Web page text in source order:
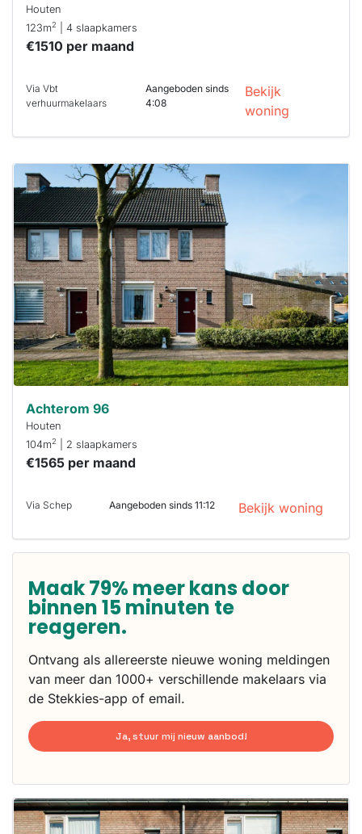
Houten
123m2 | 4 slaapkamers
€1510 per maand
Via Vbt
verhuurmakelaars
Aangeboden sinds
4:08
Bekijk
woning
Deze woning
is
waarschijnlijk
al verhuurd
Om kans te
maken moet je
binnen 15
minuten
reageren.
Stekkies helpt
je hierbij!
Achterom 96
Houten
104m2 | 2 slaapkamers
€1565 per maand
Via Schep Aangeboden sinds 11:12 Bekijk woning
Maak 79% meer kans door
binnen 15 minuten te
reageren.
Ontvang als allereerste nieuwe woning meldingen
van meer dan 1000+ verschillende makelaars via
de Stekkies-app of email.
Ja, stuur mij nieuw aanbod!
Deze woning